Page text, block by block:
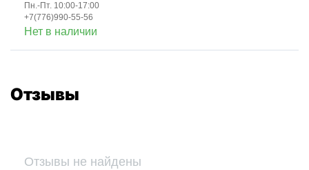
Пн.-Пт. 10:00-17:00
+7(776)990-55-56
Нет в наличии
Отзывы
Отзывы не найдены